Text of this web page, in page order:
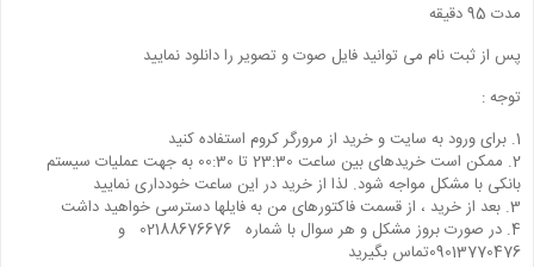
مدت 95 دقیقه
پس از ثبت نام می توانید فایل صوت و تصویر را دانلود نمایید
توجه :
1. برای ورود به سایت و خرید از مرورگر کروم استفاده کنید
2. ممکن است خریدهای بین ساعت 23:30 تا 00:30 به جهت عملیات سیستم
بانکی با مشکل مواجه شود. لذا از خرید در این ساعت خودداری نمایید
3. بعد از خرید ، از قسمت فاکتورهای من به فایلها دسترسی خواهید داشت
4. در صورت بروز مشکل و هر سوال با شماره 02188676676 و
09013770476تماس بگیرید